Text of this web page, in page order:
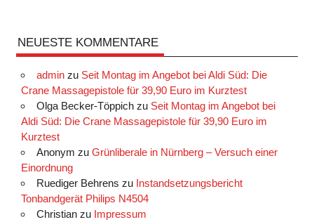
NEUESTE KOMMENTARE
adminzu Seit Montag im Angebot bei Aldi Süd: Die
Crane Massagepistole für 39,90 Euro im Kurztest
Olga Becker-Töppichzu Seit Montag im Angebot bei
Aldi Süd: Die Crane Massagepistole für 39,90 Euro im
Kurztest
Anonym zu Grünliberale in Nürnberg – Versuch einer
Einordnung
Ruediger Behrens zu Instandsetzungsbericht
Tonbandgerät Philips N4504
Christianzu Impressum